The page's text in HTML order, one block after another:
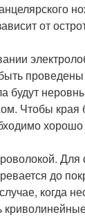
от
будут
Чтобы края
хорошо
Для
до
когда